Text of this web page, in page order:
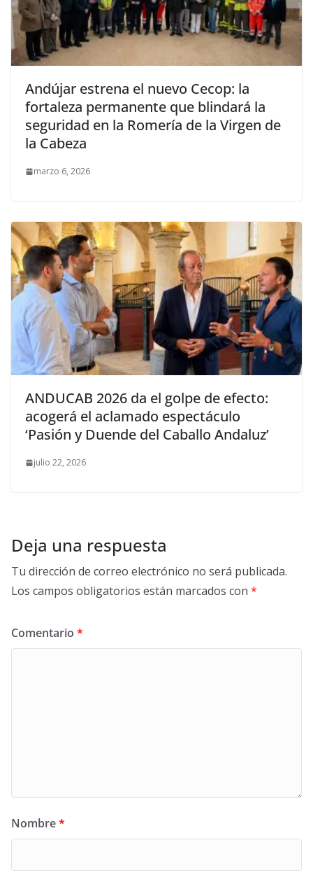
Andújar estrena el nuevo Cecop: la
fortaleza permanente que blindará la
seguridad en la Romería de la Virgen de
la Cabeza
marzo 6, 2026
ANDUCAB 2026 da el golpe de efecto:
acogerá el aclamado espectáculo
‘Pasión y Duende del Caballo Andaluz’
julio 22, 2026
Deja una respuesta
Tu dirección de correo electrónico no será publicada.
Los campos obligatorios están marcados con *
Comentario *
Nombre*